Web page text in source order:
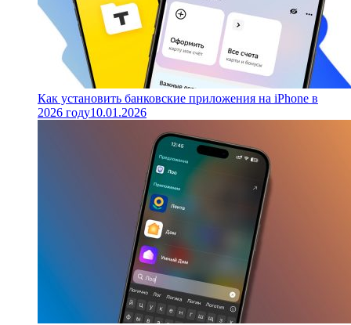
Как установить банковские приложения на iPhone в
2026 году10.01.2026